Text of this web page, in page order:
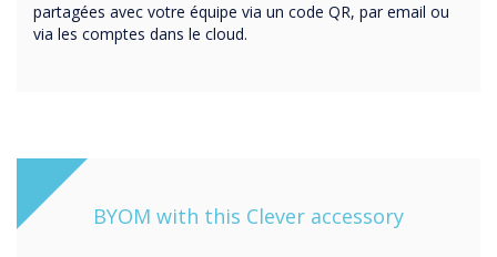
partagées avec votre équipe via un code QR, par email ou
via les comptes dans le cloud.
BYOM with this Clever accessory